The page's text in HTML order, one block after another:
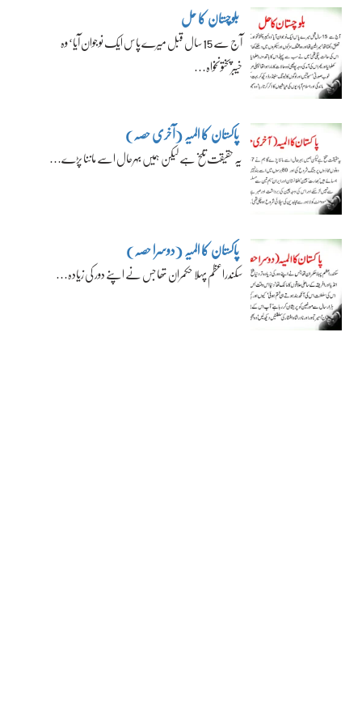
بلوچستان کا حل
آج سے 15 سال قبل میرے پاس ایک نوجوان آیا‘ وہ
خیبرپختونخواہ…
پاکستان کا المیہ (آخری حصہ)
یہ حقیقت تلخ ہے لیکن ہمیں بہرحال اسے ماننا پڑے…
پاکستان کا المیہ (دوسرا حصہ)
سکندراعظم پہلا حکمران تھا جس نے اپنے دور کی زیادہ…